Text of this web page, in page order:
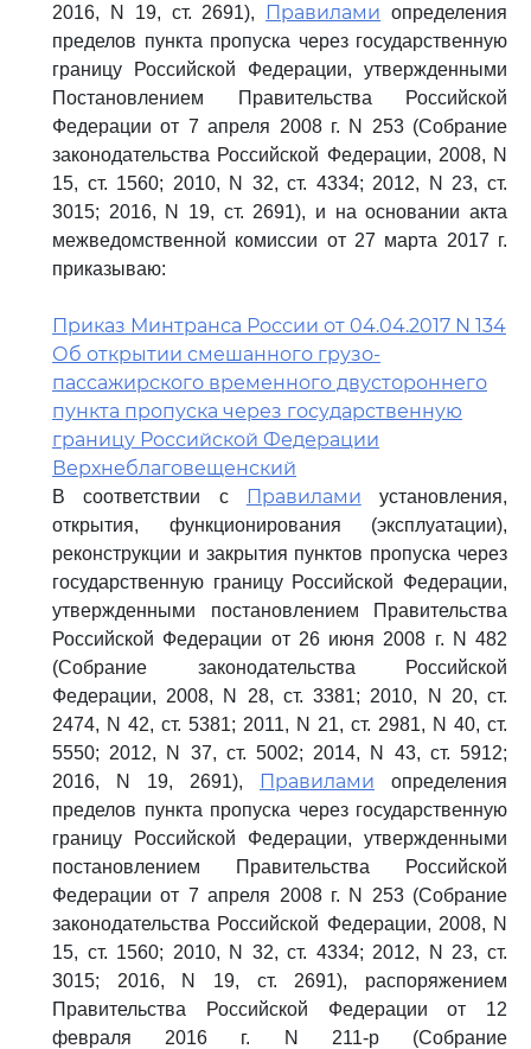
2016, N 19, ст. 2691),
Правилами определения
пределов пункта пропуска через государственную
границу Российской Федерации, утвержденными
Постановлением Правительства Российской
Федерации от 7 апреля 2008 г. N 253 (Собрание
законодательства Российской Федерации, 2008, N
15, ст. 1560; 2010, N 32, ст. 4334; 2012, N 23, ст.
3015; 2016, N 19, ст. 2691), и на основании акта
межведомственной комиссии от 27 марта 2017 г.
приказываю:
Приказ Минтранса России от 04.04.2017 N 134
Об открытии смешанного грузо-
пассажирского временного двустороннего
пункта пропуска через государственную
границу Российской Федерации
Верхнеблаговещенский
В соответствии с Правилами установления,
открытия, функционирования (эксплуатации),
реконструкции и закрытия пунктов пропуска через
государственную границу Российской Федерации,
утвержденными постановлением Правительства
Российской Федерации от 26 июня 2008 г. N 482
(Собрание законодательства Российской
Федерации, 2008, N 28, ст. 3381; 2010, N 20, ст.
2474, N 42, ст. 5381; 2011, N 21, ст. 2981, N 40, ст.
5550; 2012, N 37, ст. 5002; 2014, N 43, ст. 5912;
2016, N 19, 2691),
Правилами определения
пределов пункта пропуска через государственную
границу Российской Федерации, утвержденными
постановлением Правительства Российской
Федерации от 7 апреля 2008 г. N 253 (Собрание
законодательства Российской Федерации, 2008, N
15, ст. 1560; 2010, N 32, ст. 4334; 2012, N 23, ст.
3015; 2016, N 19, ст. 2691), распоряжением
Правительства Российской Федерации от 12
февраля 2016 г. N 211-р (Собрание